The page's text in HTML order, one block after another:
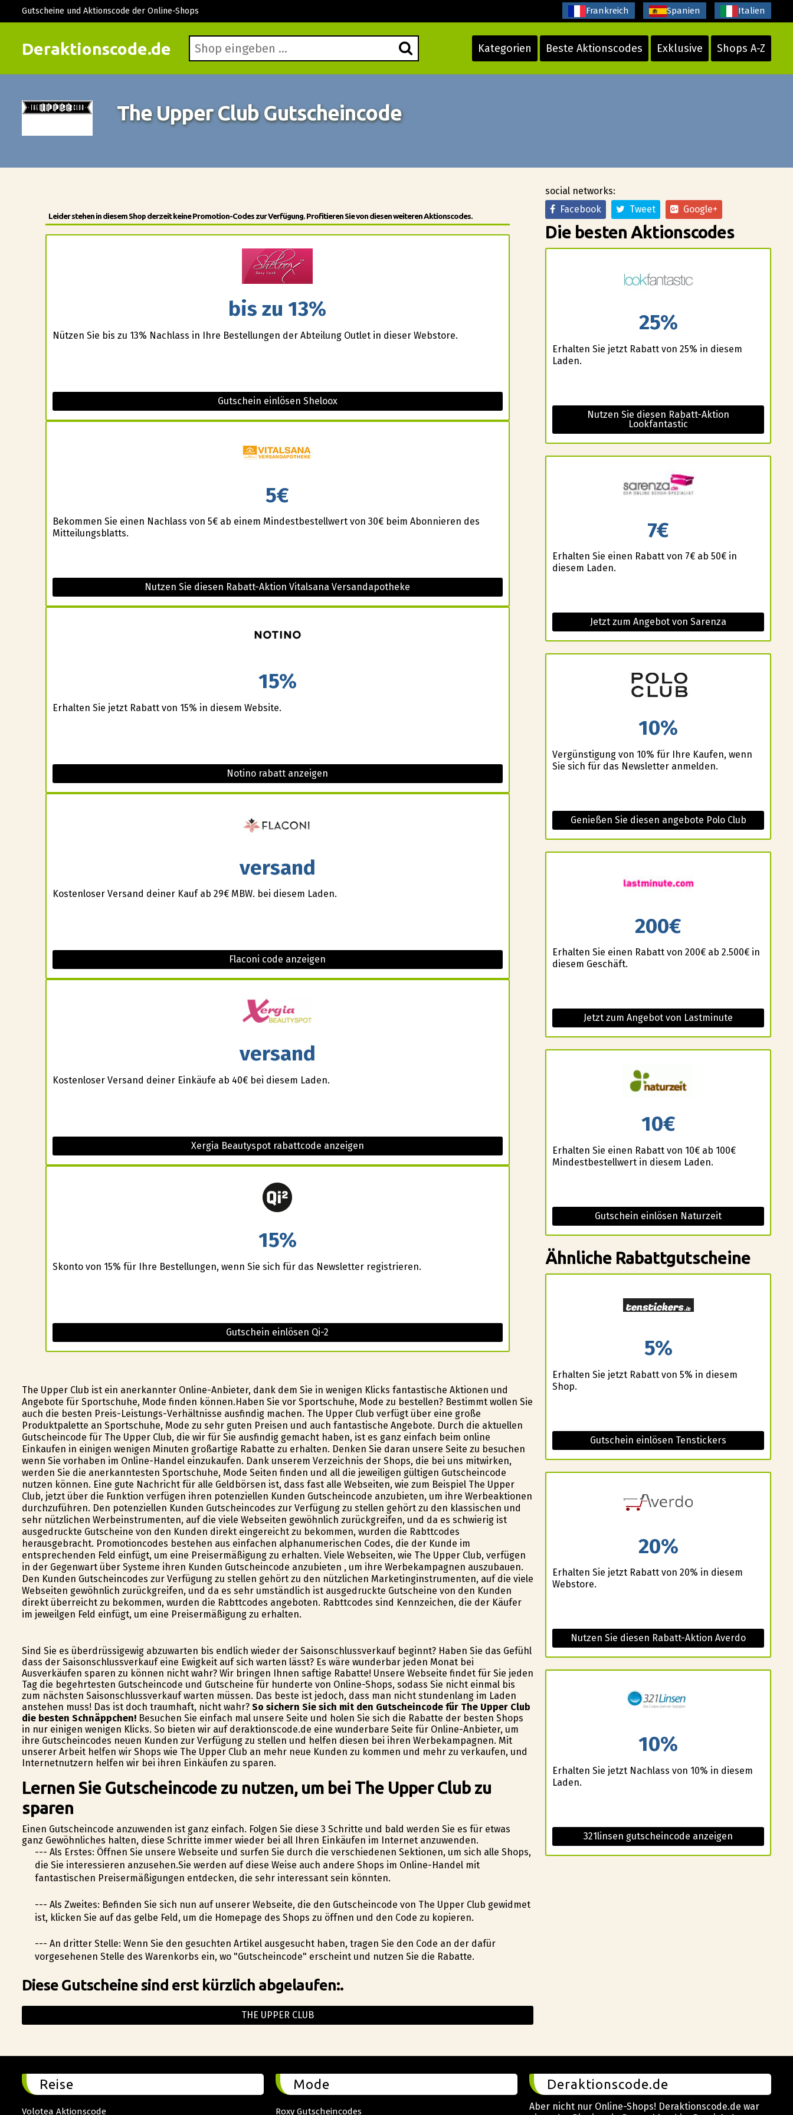
Deraktionscode.de Kategorien Beste Aktionscodes Exklusive Shops A-Z
Gutscheine und Aktionscode der Online-Shops Frankreich Spanien Italien
The Upper Club Gutscheincode
Leider stehen in diesem Shop derzeit keine Promotion-Codes zur Verfügung. Profitieren Sie von diesen weiteren Aktionscodes.
bis zu 13%
Nützen Sie bis zu 13% Nachlass in Ihre Bestellungen der Abteilung Outlet in dieser Webstore.
Gutschein einlösen Sheloox
5€
Bekommen Sie einen Nachlass von 5€ ab einem Mindestbestellwert von 30€ beim Abonnieren des
Mitteilungsblatts.
Nutzen Sie diesen Rabatt-Aktion Vitalsana Versandapotheke
15%
Erhalten Sie jetzt Rabatt von 15% in diesem Website.
Notino rabatt anzeigen
versand
Kostenloser Versand deiner Kauf ab 29€ MBW. bei diesem Laden.
Flaconi code anzeigen
versand
Kostenloser Versand deiner Einkäufe ab 40€ bei diesem Laden.
Xergia Beautyspot rabattcode anzeigen
15%
Skonto von 15% für Ihre Bestellungen, wenn Sie sich für das Newsletter registrieren.
Gutschein einlösen Qi-2
The Upper Club ist ein anerkannter Online-Anbieter, dank dem Sie in wenigen Klicks fantastische Aktionen und
Angebote für Sportschuhe, Mode finden können.Haben Sie vor Sportschuhe, Mode zu bestellen? Bestimmt wollen Sie
auch die besten Preis-Leistungs-Verhältnisse ausfindig machen. The Upper Club verfügt über eine große
Produktpalette an Sportschuhe, Mode zu sehr guten Preisen und auch fantastische Angebote. Durch die aktuellen
Gutscheincode für The Upper Club, die wir für Sie ausfindig gemacht haben, ist es ganz einfach beim online
Einkaufen in einigen wenigen Minuten großartige Rabatte zu erhalten. Denken Sie daran unsere Seite zu besuchen
wenn Sie vorhaben im Online-Handel einzukaufen. Dank unserem Verzeichnis der Shops, die bei uns mitwirken,
werden Sie die anerkanntesten Sportschuhe, Mode Seiten finden und all die jeweiligen gültigen Gutscheincode
nutzen können. Eine gute Nachricht für alle Geldbörsen ist, dass fast alle Webseiten, wie zum Beispiel The Upper
Club, jetzt über die Funktion verfügen ihren potenziellen Kunden Gutscheincode anzubieten, um ihre Werbeaktionen
durchzuführen. Den potenziellen Kunden Gutscheincodes zur Verfügung zu stellen gehört zu den klassischen und
sehr nützlichen Werbeinstrumenten, auf die viele Webseiten gewöhnlich zurückgreifen, und da es schwierig ist
ausgedruckte Gutscheine von den Kunden direkt eingereicht zu bekommen, wurden die Rabttcodes
herausgebracht. Promotioncodes bestehen aus einfachen alphanumerischen Codes, die der Kunde im
entsprechenden Feld einfügt, um eine Preisermäßigung zu erhalten. Viele Webseiten, wie The Upper Club, verfügen
in der Gegenwart über Systeme ihren Kunden Gutscheincode anzubieten , um ihre Werbekampagnen auszubauen.
Den Kunden Gutscheincodes zur Verfügung zu stellen gehört zu den nützlichen Marketinginstrumenten, auf die viele
Webseiten gewöhnlich zurückgreifen, und da es sehr umständlich ist ausgedruckte Gutscheine von den Kunden
direkt überreicht zu bekommen, wurden die Rabttcodes angeboten. Rabttcodes sind Kennzeichen, die der Käufer
im jeweilgen Feld einfügt, um eine Preisermäßigung zu erhalten.
Sind Sie es überdrüssigewig abzuwarten bis endlich wieder der Saisonschlussverkauf beginnt? Haben Sie das Gefühl
dass der Saisonschlussverkauf eine Ewigkeit auf sich warten lässt? Es wäre wunderbar jeden Monat bei
Ausverkäufen sparen zu können nicht wahr? Wir bringen Ihnen saftige Rabatte! Unsere Webseite findet für Sie jeden
Tag die begehrtesten Gutscheincode und Gutscheine für hunderte von Online-Shops, sodass Sie nicht einmal bis
zum nächsten Saisonschlussverkauf warten müssen. Das beste ist jedoch, dass man nicht stundenlang im Laden
anstehen muss! Das ist doch traumhaft, nicht wahr? So sichern Sie sich mit den Gutscheincode für The Upper Club
die besten Schnäppchen!Besuchen Sie einfach mal unsere Seite und holen Sie sich die Rabatte der besten Shops
in nur einigen wenigen Klicks. So bieten wir auf deraktionscode.de eine wunderbare Seite für Online-Anbieter, um
ihre Gutscheincodes neuen Kunden zur Verfügung zu stellen und helfen diesen bei ihren Werbekampagnen. Mit
unserer Arbeit helfen wir Shops wie The Upper Club an mehr neue Kunden zu kommen und mehr zu verkaufen, und
Internetnutzern helfen wir bei ihren Einkäufen zu sparen.
Lernen Sie Gutscheincode zu nutzen, um bei The Upper Club zu
sparen
Einen Gutscheincode anzuwenden ist ganz einfach. Folgen Sie diese 3 Schritte und bald werden Sie es für etwas
ganz Gewöhnliches halten, diese Schritte immer wieder bei all Ihren Einkäufen im Internet anzuwenden.
--- Als Erstes: Öffnen Sie unsere Webseite und surfen Sie durch die verschiedenen Sektionen, um sich alle Shops,
die Sie interessieren anzusehen.Sie werden auf diese Weise auch andere Shops im Online-Handel mit
fantastischen Preisermäßigungen entdecken, die sehr interessant sein könnten.
--- Als Zweites: Befinden Sie sich nun auf unserer Webseite, die den Gutscheincode von The Upper Club gewidmet
ist, klicken Sie auf das gelbe Feld, um die Homepage des Shops zu öffnen und den Code zu kopieren.
--- An dritter Stelle: Wenn Sie den gesuchten Artikel ausgesucht haben, tragen Sie den Code an der dafür
vorgesehenen Stelle des Warenkorbs ein, wo "Gutscheincode" erscheint und nutzen Sie die Rabatte.
Diese Gutscheine sind erst kürzlich abgelaufen:.
THE UPPER CLUB
social networks:
Facebook
Tweet Google+
Die besten Aktionscodes
25%
Erhalten Sie jetzt Rabatt von 25% in diesem
Laden.
Nutzen Sie diesen Rabatt-Aktion
Lookfantastic
7€
Erhalten Sie einen Rabatt von 7€ ab 50€ in
diesem Laden.
Jetzt zum Angebot von Sarenza
10%
Vergünstigung von 10% für Ihre Kaufen, wenn
Sie sich für das Newsletter anmelden.
Genießen Sie diesen angebote Polo Club
200€
Erhalten Sie einen Rabatt von 200€ ab 2.500€ in
diesem Geschäft.
Jetzt zum Angebot von Lastminute
10€
Erhalten Sie einen Rabatt von 10€ ab 100€
Mindestbestellwert in diesem Laden.
Gutschein einlösen Naturzeit
Ähnliche Rabattgutscheine
5%
Erhalten Sie jetzt Rabatt von 5% in diesem
Shop.
Gutschein einlösen Tenstickers
20%
Erhalten Sie jetzt Rabatt von 20% in diesem
Webstore.
Nutzen Sie diesen Rabatt-Aktion Averdo
10%
Erhalten Sie jetzt Nachlass von 10% in diesem
Laden.
321linsen gutscheincode anzeigen
Reise
Volotea Aktionscode
Mode
Roxy Gutscheincodes
Deraktionscode.de
Aber nicht nur Online-Shops! Deraktionscode.de war